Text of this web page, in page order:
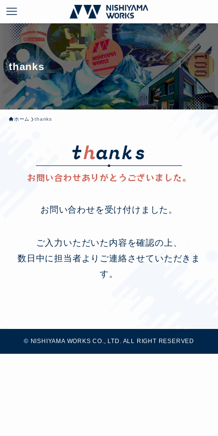
thanks
ホーム thanks
thanks
お問い合わせありがとうございました。
お問い合わせを受け付けました。
ご入力いただいた内容を確認の上、
数日中に担当者よりご連絡させていただきま
す。
© NISHIYAMA WORKS CO., LTD. ALL RIGHT RESERVED